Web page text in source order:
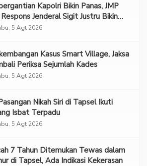
Kapolri Bikin Panas, JMP
Respons Jenderal Sigit Justru Bikin
5 Agt 2026
Kasus Smart Village, Jaksa
Periksa Sejumlah Kades
5 Agt 2026
Nikah Siri di Tapsel Ikuti
Isbat Terpadu
5 Agt 2026
7 Tahun Ditemukan Tewas dalam
di Tapsel, Ada Indikasi Kekerasan